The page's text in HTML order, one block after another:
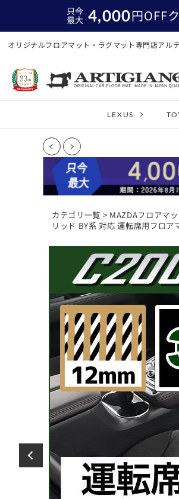
只今
最大 4,000円OFF
オリジナルフロアマット・ラグマット専門店アル
LEXUS
カテゴリ一覧 > MAZDAフロアマ
リッド BY系 対応 運転席用フロア